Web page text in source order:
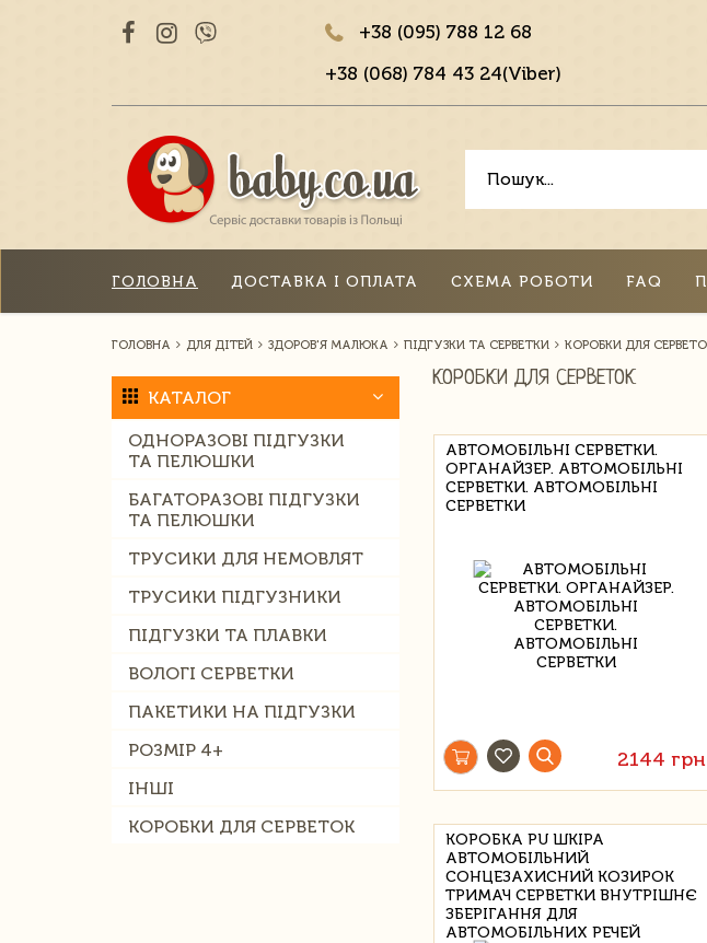
+38 (095) 788 12 68
+38 (068) 784 43 24(Viber)
ГОЛОВНА ДОСТАВКА І ОПЛАТА СХЕМА РОБОТИ FAQ
ГОЛОВНА ДЛЯ ДІТЕЙ ЗДОРОВ'Я МАЛЮКА ПІДГУЗКИ ТА СЕРВЕТКИ КОРОБКИ ДЛЯ
КАТАЛОГ
ОДНОРАЗОВІ ПІДГУЗКИ
ТА ПЕЛЮШКИ
БАГАТОРАЗОВІ ПІДГУЗКИ
ТА ПЕЛЮШКИ
ТРУСИКИ ДЛЯ НЕМОВЛЯТ
ТРУСИКИ ПІДГУЗНИКИ
ПІДГУЗКИ ТА ПЛАВКИ
ВОЛОГІ СЕРВЕТКИ
ПАКЕТИКИ НА ПІДГУЗКИ
РОЗМІР 4+
ІНШІ
КОРОБКИ ДЛЯ СЕРВЕТОК
КОРОБКИ ДЛЯ СЕРВЕТОК
АВТОМОБІЛЬНІ СЕРВЕТКИ.
ОРГАНАЙЗЕР. АВТОМОБІЛЬНІ
СЕРВЕТКИ. АВТОМОБІЛЬНІ
СЕРВЕТКИ
2144 грн
КОРОБКА PU ШКІРА
АВТОМОБІЛЬНИЙ
СОНЦЕЗАХИСНИЙ КОЗИРОК
ТРИМАЧ СЕРВЕТКИ ВНУТРІШНЄ
ЗБЕРІГАННЯ ДЛЯ
АВТОМОБІЛЬНИХ РЕЧЕЙ